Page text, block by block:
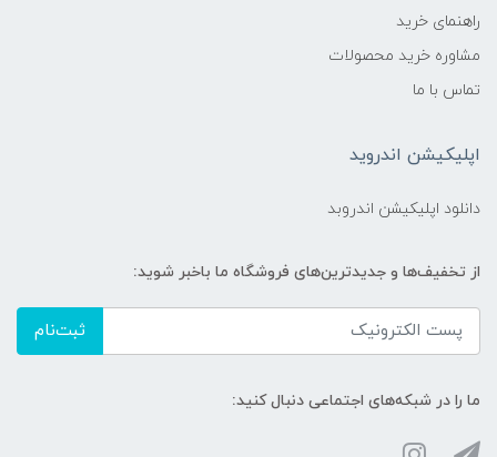
راهنمای خرید
مشاوره خرید محصولات
تماس با ما
اپلیکیشن اندروید
دانلود اپلیکیشن اندروبد
از تخفیف‌ها و جدیدترین‌های فروشگاه ما باخبر شوید:
ثبت‌نام
ما را در شبکه‌های اجتماعی دنبال کنید: